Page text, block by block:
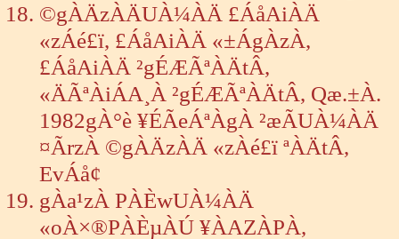
©gÀÄzÀÄUÀ¼ÀÄ £ÁåAiÀÄ
«zÁé£ï, £ÁåAiÀÄ «±ÁgÀzÀ,
£ÁåAiÀÄ ²gÉÆÃªÀÄtÂ,
«ÄÃªÀiÁA¸À ²gÉÆÃªÀÄtÂ, Qæ.±À.
1982gÀ°è ¥ÉÃeÁªÀgÀ ²æÃUÀ¼ÀÄ
¤ÃrzÀ ©gÀÄzÀÄ «zÀé£ï ªÀÄtÂ,
EvÁå¢
gÀa¹zÀ PÀÈwUÀ¼ÀÄ
«oÀ×®PÀÈµÀÚ ¥ÀAZÀPÀ,